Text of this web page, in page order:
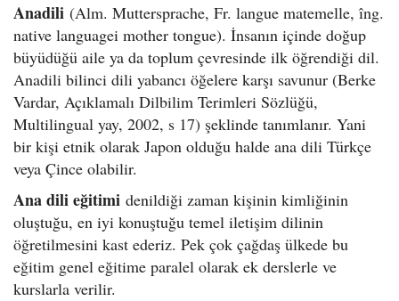
Anadili (Alm. Muttersprache, Fr. langue matemelle, îng.
native languagei mother tongue). İnsanın içinde doğup
büyüdüğü aile ya da toplum çevresinde ilk öğrendiği dil.
Anadili bilinci dili yabancı öğelere karşı savunur (Berke
Vardar, Açıklamalı Dilbilim Terimleri Sözlüğü,
Multilingual yay, 2002, s 17) şeklinde tanımlanır. Yani
bir kişi etnik olarak Japon olduğu halde ana dili Türkçe
veya Çince olabilir.
Ana dili eğitimi denildiği zaman kişinin kimliğinin
oluştuğu, en iyi konuştuğu temel iletişim dilinin
öğretilmesini kast ederiz. Pek çok çağdaş ülkede bu
eğitim genel eğitime paralel olarak ek derslerle ve
kurslarla verilir.